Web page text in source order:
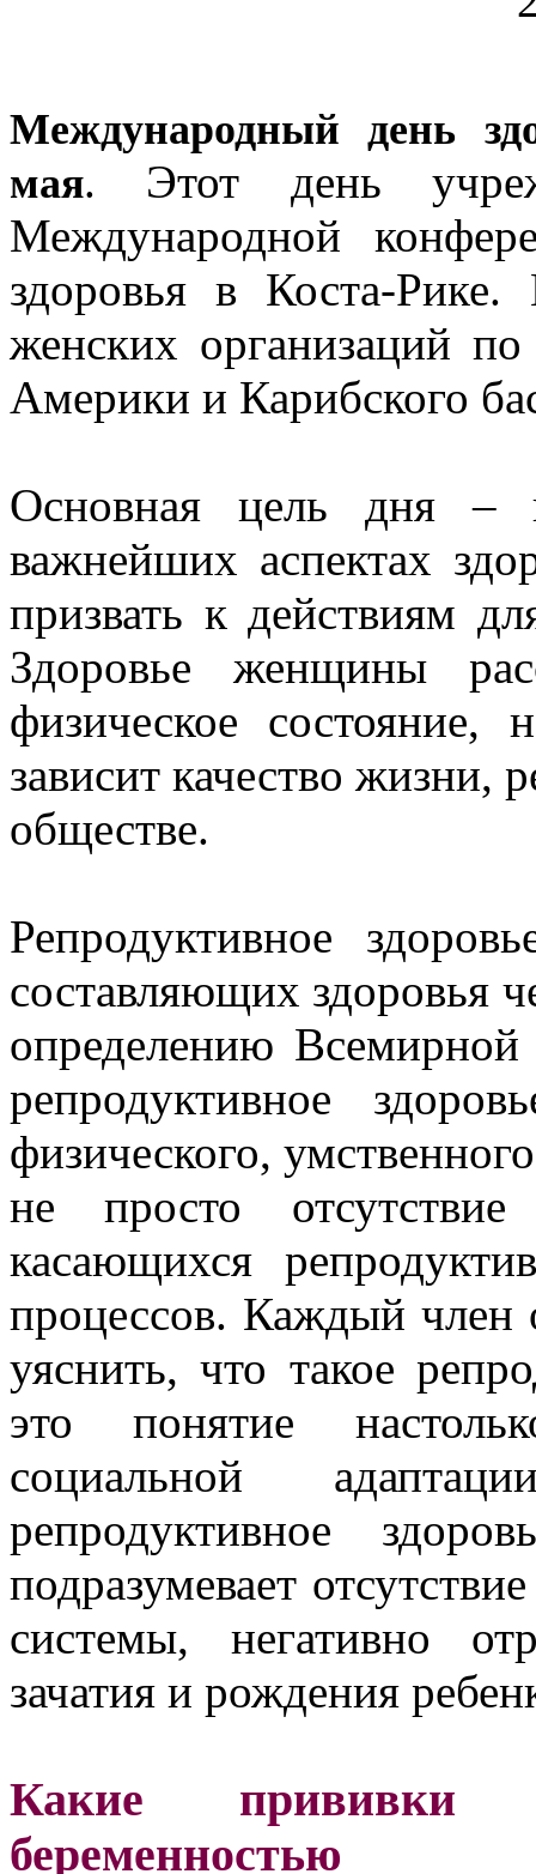
Международный день
мая. Этот день
Международной
здоровья в Коста-
женских организаций
Америки и Карибского
Основная цель дня –
важнейших аспектах
призвать к действиям
Здоровье женщины
физическое
зависит качество жизни,
обществе.
Репродуктивное
составляющих здоровья
определению Всемирной
репродуктивное
физического,
не просто
касающихся
процессов. Каждый член
уяснить, что такое
это понятие
социальной
репродуктивное
подразумевает
системы, негативно
зачатия и рождения
Какие прививки
беременностью